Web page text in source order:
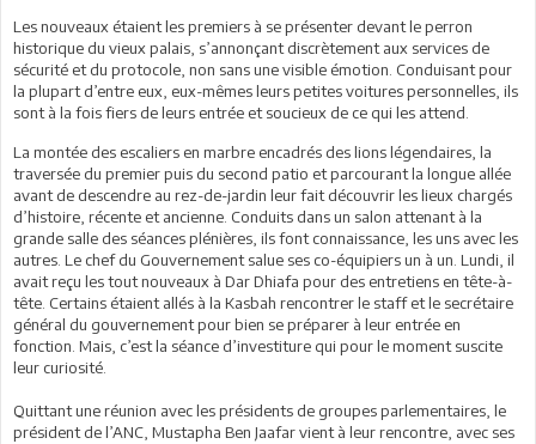
Les nouveaux étaient les premiers à se présenter devant le perron
historique du vieux palais, s’annonçant discrètement aux services de
sécurité et du protocole, non sans une visible émotion. Conduisant pour
la plupart d’entre eux, eux-mêmes leurs petites voitures personnelles, ils
sont à la fois fiers de leurs entrée et soucieux de ce qui les attend.
La montée des escaliers en marbre encadrés des lions légendaires, la
traversée du premier puis du second patio et parcourant la longue allée
avant de descendre au rez-de-jardin leur fait découvrir les lieux chargés
d’histoire, récente et ancienne. Conduits dans un salon attenant à la
grande salle des séances plénières, ils font connaissance, les uns avec les
autres. Le chef du Gouvernement salue ses co-équipiers un à un. Lundi, il
avait reçu les tout nouveaux à Dar Dhiafa pour des entretiens en tête-à-
tête. Certains étaient allés à la Kasbah rencontrer le staff et le secrétaire
général du gouvernement pour bien se préparer à leur entrée en
fonction. Mais, c’est la séance d’investiture qui pour le moment suscite
leur curiosité.
Quittant une réunion avec les présidents de groupes parlementaires, le
président de l’ANC, Mustapha Ben Jaafar vient à leur rencontre, avec ses